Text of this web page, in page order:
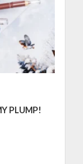
PLUMP!